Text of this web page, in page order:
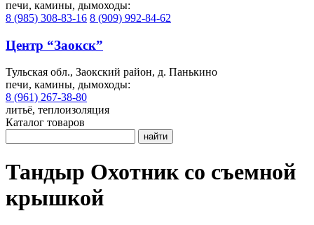
печи, камины, дымоходы:
8 (985) 308-83-16 8 (909) 992-84-62
Центр “Заокск”
Тульская обл., Заокский район, д. Панькино
печи, камины, дымоходы:
8 (961) 267-38-80
литьё, теплоизоляция
Каталог товаров
найти
Тандыр Охотник со съемной
крышкой